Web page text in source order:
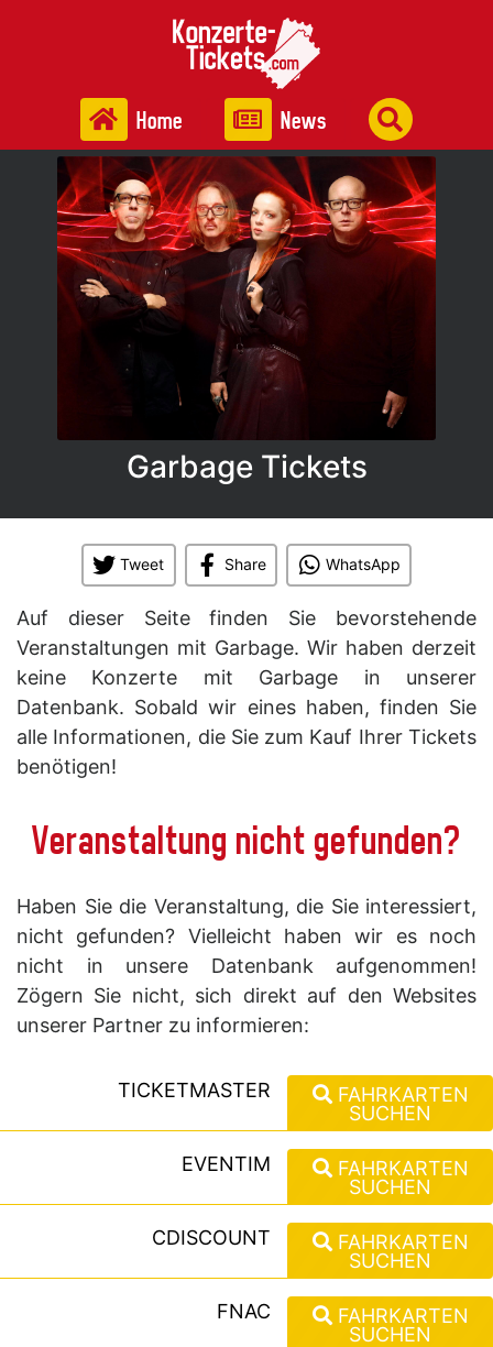
Home News
Garbage Tickets
Tweet Share WhatsApp
Auf dieser Seite finden Sie bevorstehende
Veranstaltungen mit Garbage. Wir haben derzeit
keine Konzerte mit Garbage in unserer
Datenbank. Sobald wir eines haben, finden Sie
alle Informationen, die Sie zum Kauf Ihrer Tickets
benötigen!
Veranstaltung nicht gefunden?
Haben Sie die Veranstaltung, die Sie interessiert,
nicht gefunden? Vielleicht haben wir es noch
nicht in unsere Datenbank aufgenommen!
Zögern Sie nicht, sich direkt auf den Websites
unserer Partner zu informieren:
TICKETMASTER
FAHRKARTEN
SUCHEN
EVENTIM
FAHRKARTEN
SUCHEN
CDISCOUNT
FAHRKARTEN
SUCHEN
FNAC
FAHRKARTEN
SUCHEN